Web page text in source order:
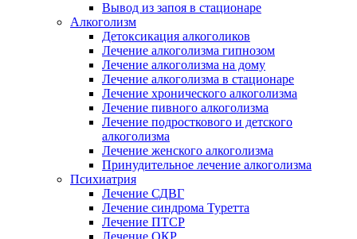
Вывод из запоя в стационаре
Алкоголизм
Детоксикация алкоголиков
Лечение алкоголизма гипнозом
Лечение алкоголизма на дому
Лечение алкоголизма в стационаре
Лечение хронического алкоголизма
Лечение пивного алкоголизма
Лечение подросткового и детского
алкоголизма
Лечение женского алкоголизма
Принудительное лечение алкоголизма
Психиатрия
Лечение СДВГ
Лечение синдрома Туретта
Лечение ПТСР
Лечение ОКР